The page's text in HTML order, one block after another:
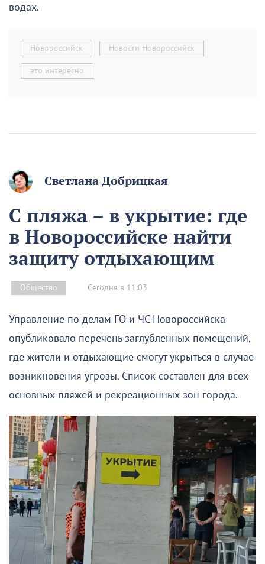
водах.
Новороссийск Новости Новороссийск
это интересно
Светлана Добрицкая
С пляжа – в укрытие: где
в Новороссийске найти
защиту отдыхающим
Общество Сегодня в 11:03
Управление по делам ГО и ЧС Новороссийска
опубликовало перечень заглубленных помещений,
где жители и отдыхающие смогут укрыться в случае
возникновения угрозы. Список составлен для всех
основных пляжей и рекреационных зон города.